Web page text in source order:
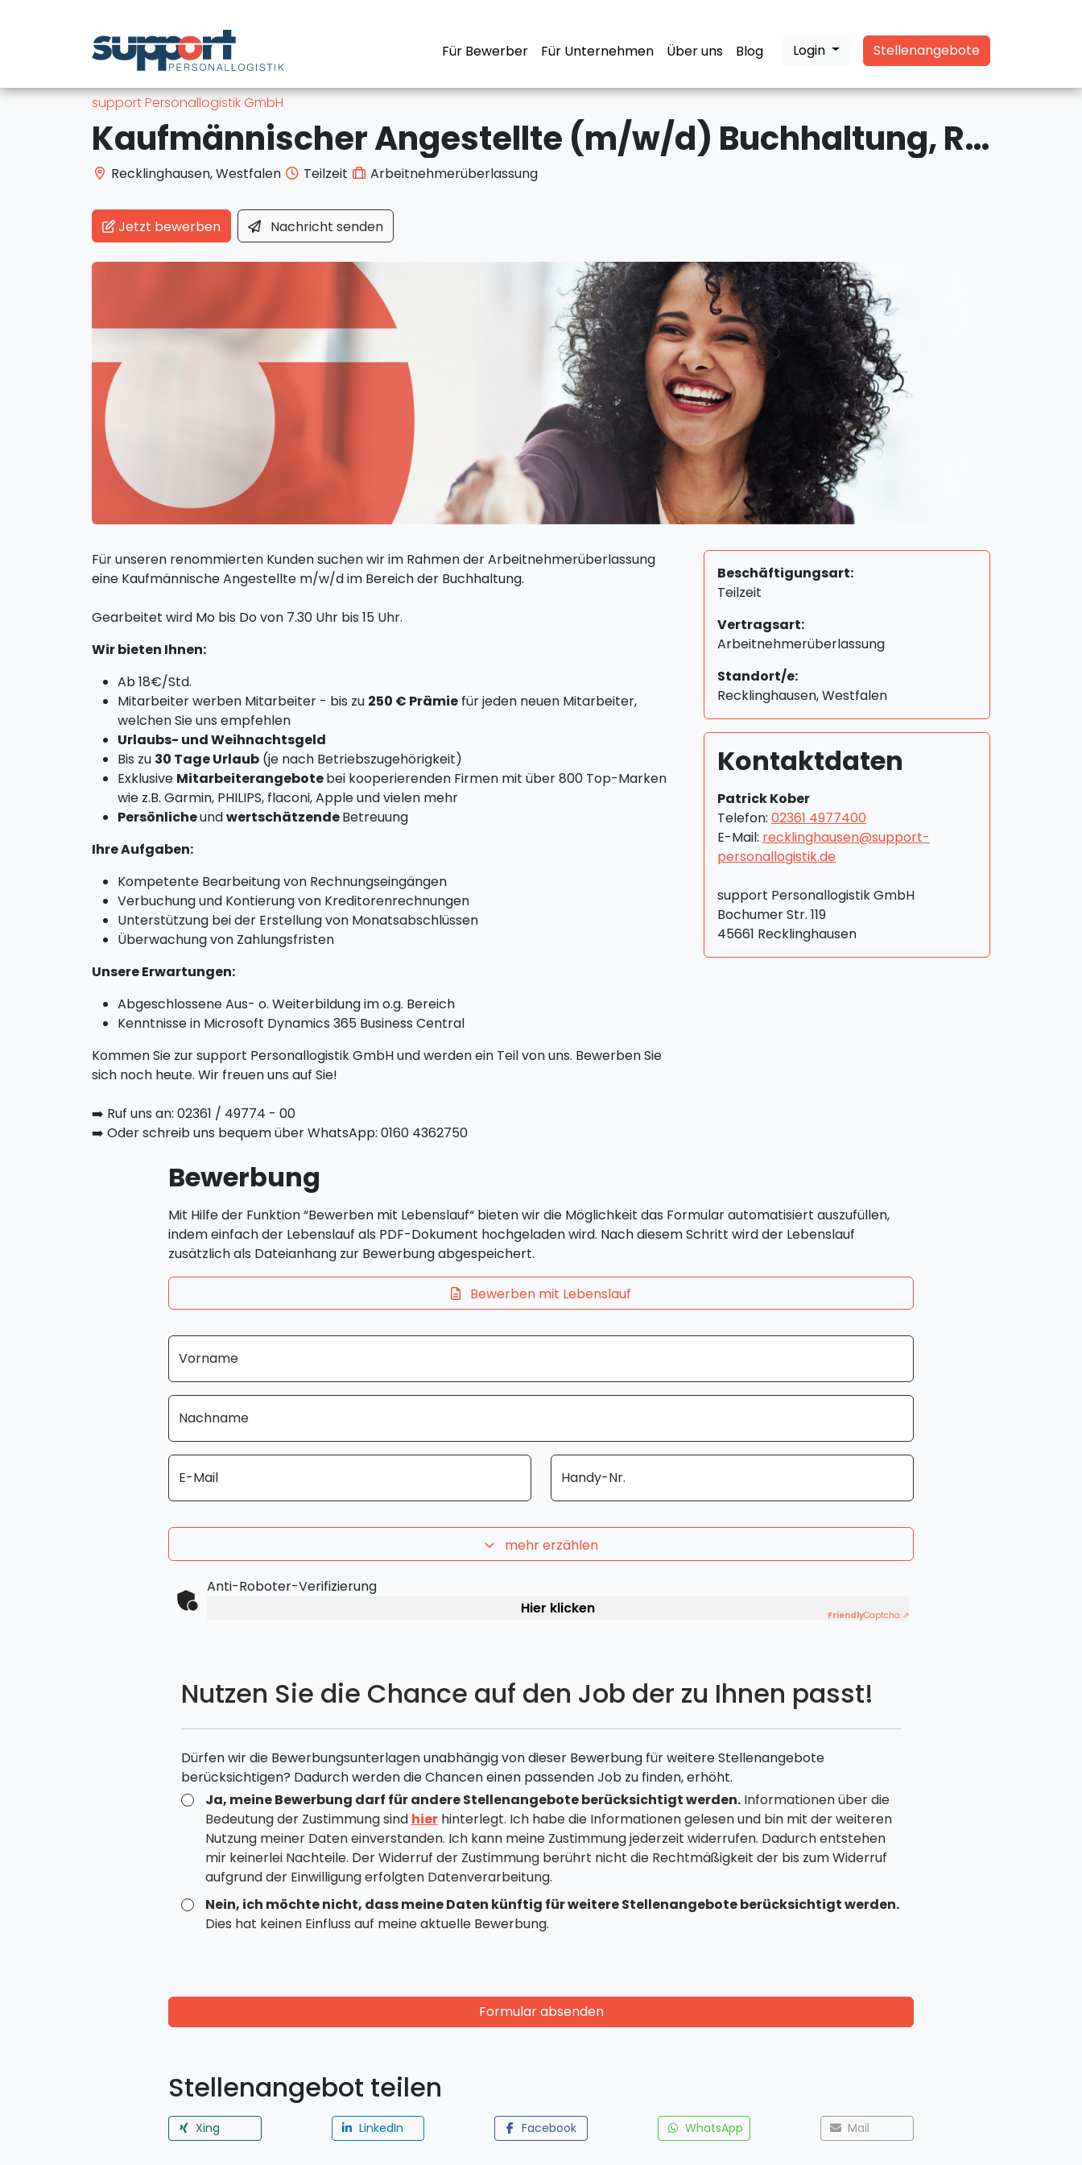
Für Bewerber Für Unternehmen Über uns Blog Login Stellenangebote
support Personallogistik GmbH
Kaufmännischer Angestellte (m/w/d) Buchhaltung, Recklinghausen, ab 18€/STD
Recklinghausen, Westfalen Teilzeit Arbeitnehmerüberlassung
Jetzt bewerben Nachricht senden
Für unseren renommierten Kunden suchen wir im Rahmen der Arbeitnehmerüberlassung
eine Kaufmännische Angestellte m/w/d im Bereich der Buchhaltung.
Gearbeitet wird Mo bis Do von 7.30 Uhr bis 15 Uhr.
Wir bieten Ihnen:
Ab 18€/Std.
Mitarbeiter werben Mitarbeiter - bis zu 250 € Prämie für jeden neuen Mitarbeiter,
welchen Sie uns empfehlen
Urlaubs- und Weihnachtsgeld
Bis zu 30 Tage Urlaub (je nach Betriebszugehörigkeit)
Exklusive Mitarbeiterangebotebei kooperierenden Firmen mit über 800 Top-Marken
wie z.B. Garmin, PHILIPS, flaconi, Apple und vielen mehr
PersönlicheundwertschätzendeBetreuung
Ihre Aufgaben:
Kompetente Bearbeitung von Rechnungseingängen
Verbuchung und Kontierung von Kreditorenrechnungen
Unterstützung bei der Erstellung von Monatsabschlüssen
Überwachung von Zahlungsfristen
Unsere Erwartungen:
Abgeschlossene Aus- o. Weiterbildung im o.g. Bereich
Kenntnisse in Microsoft Dynamics 365 Business Central
Kommen Sie zur support Personallogistik GmbH und werden ein Teil von uns. Bewerben Sie
sich noch heute. Wir freuen uns auf Sie!
➡️ Ruf uns an: 02361 / 49774 - 00
➡️ Oder schreib uns bequem über WhatsApp: 0160 4362750
Beschäftigungsart:
Teilzeit
Vertragsart:
Arbeitnehmerüberlassung
Standort/e:
Recklinghausen, Westfalen
Kontaktdaten
Patrick Kober
Telefon: 02361 4977400
E-Mail: recklinghausen@support-
personallogistik.de
support Personallogistik GmbH
Bochumer Str. 119
45661 Recklinghausen
Bewerbung
Mit Hilfe der Funktion “Bewerben mit Lebenslauf“ bieten wir die Möglichkeit das Formular automatisiert auszufüllen,
indem einfach der Lebenslauf als PDF-Dokument hochgeladen wird. Nach diesem Schritt wird der Lebenslauf
zusätzlich als Dateianhang zur Bewerbung abgespeichert.
Bewerben mit Lebenslauf
Vorname
Nachname
E-Mail Handy-Nr.
mehr erzählen
Anti-Roboter-Verifizierung
Hier klicken
FriendlyCaptcha ⇗
Nutzen Sie die Chance auf den Job der zu Ihnen passt!
Dürfen wir die Bewerbungsunterlagen unabhängig von dieser Bewerbung für weitere Stellenangebote
berücksichtigen? Dadurch werden die Chancen einen passenden Job zu finden, erhöht.
Ja, meine Bewerbung darf für andere Stellenangebote berücksichtigt werden.Informationen über die
Bedeutung der Zustimmung sind hierhinterlegt. Ich habe die Informationen gelesen und bin mit der weiteren
Nutzung meiner Daten einverstanden. Ich kann meine Zustimmung jederzeit widerrufen. Dadurch entstehen
mir keinerlei Nachteile. Der Widerruf der Zustimmung berührt nicht die Rechtmäßigkeit der bis zum Widerruf
aufgrund der Einwilligung erfolgten Datenverarbeitung.
Nein, ich möchte nicht, dass meine Daten künftig für weitere Stellenangebote berücksichtigt werden.
Dies hat keinen Einfluss auf meine aktuelle Bewerbung.
Formular absenden
Stellenangebot teilen
Xing LinkedIn Facebook WhatsApp Mail